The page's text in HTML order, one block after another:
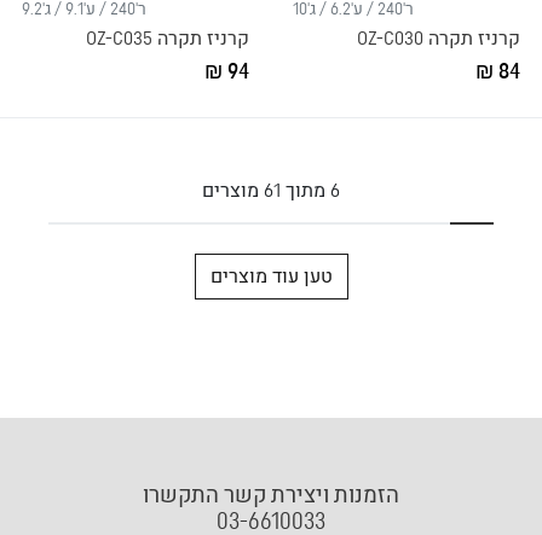
ר'240 / ע'6.2 / ג'10
קרניז תקרה OZ-C030
84 ₪
ר'240 / ע'9.1 / ג'9.2
קרניז תקרה OZ-C035
94 ₪
6 מתוך 61 מוצרים
טען עוד מוצרים
הזמנות ויצירת קשר התקשרו
03-6610033